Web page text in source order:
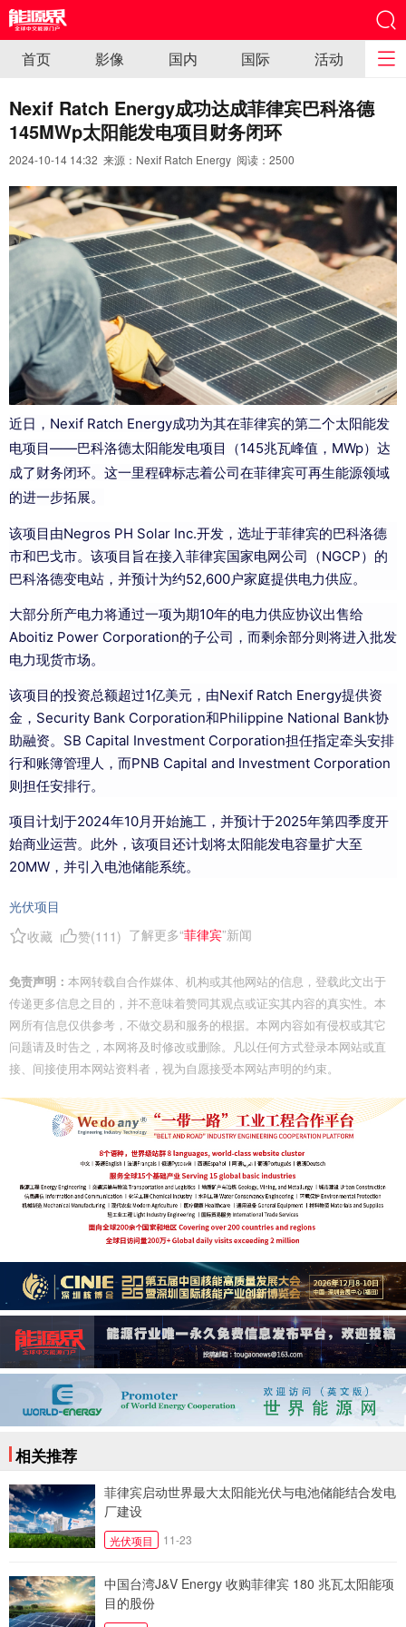
首页 影像 国内 国际 活动
Nexif Ratch Energy成功达成菲律宾巴科洛德
145MWp太阳能发电项目财务闭环
2024-10-14 14:32 来源：Nexif Ratch Energy 阅读： 2500
近日，Nexif Ratch Energy成功为其在菲律宾的第二个太阳能发
电项目——巴科洛德太阳能发电项目（145兆瓦峰值，MWp）达
成了财务闭环。这一里程碑标志着公司在菲律宾可再生能源领域
的进一步拓展。
该项目由Negros PH Solar Inc.开发，选址于菲律宾的巴科洛德
市和巴戈市。该项目旨在接入菲律宾国家电网公司（NGCP）的
巴科洛德变电站，并预计为约52,600户家庭提供电力供应。
大部分所产电力将通过一项为期10年的电力供应协议出售给
Aboitiz Power Corporation的子公司，而剩余部分则将进入批发
电力现货市场。
该项目的投资总额超过1亿美元，由Nexif Ratch Energy提供资
金，Security Bank Corporation和Philippine National Bank协
助融资。SB Capital Investment Corporation担任指定牵头安排
行和账簿管理人，而PNB Capital and Investment Corporation
则担任安排行。
项目计划于2024年10月开始施工，并预计于2025年第四季度开
始商业运营。此外，该项目还计划将太阳能发电容量扩大至
20MW，并引入电池储能系统。
光伏项目
收藏
赞(111 ) 了解更多“菲律宾”新闻
免责声明： 本网转载自合作媒体、机构或其他网站的信息，登载此文出于
传递更多信息之目的，并不意味着赞同其观点或证实其内容的真实性。本
网所有信息仅供参考，不做交易和服务的根据。本网内容如有侵权或其它
问题请及时告之，本网将及时修改或删除。凡以任何方式登录本网站或直
接、间接使用本网站资料者，视为自愿接受本网站声明的约束。
相关推荐
菲律宾启动世界最大太阳能光伏与电池储能结合发电
厂建设
光伏项目 11-23
中国台湾J&V Energy 收购菲律宾 180 兆瓦太阳能项
目的股份